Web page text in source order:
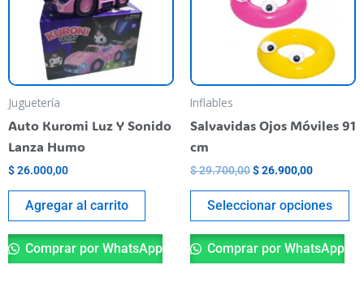
Juguetería
Auto Kuromi Luz Y Sonido
Lanza Humo
$26.000,00
Agregar al carrito
Comprar por WhatsApp
Inflables
Salvavidas Ojos Móviles 91
cm
$29.700,00$26.900,00
Seleccionar opciones
se
Comprar por WhatsApp